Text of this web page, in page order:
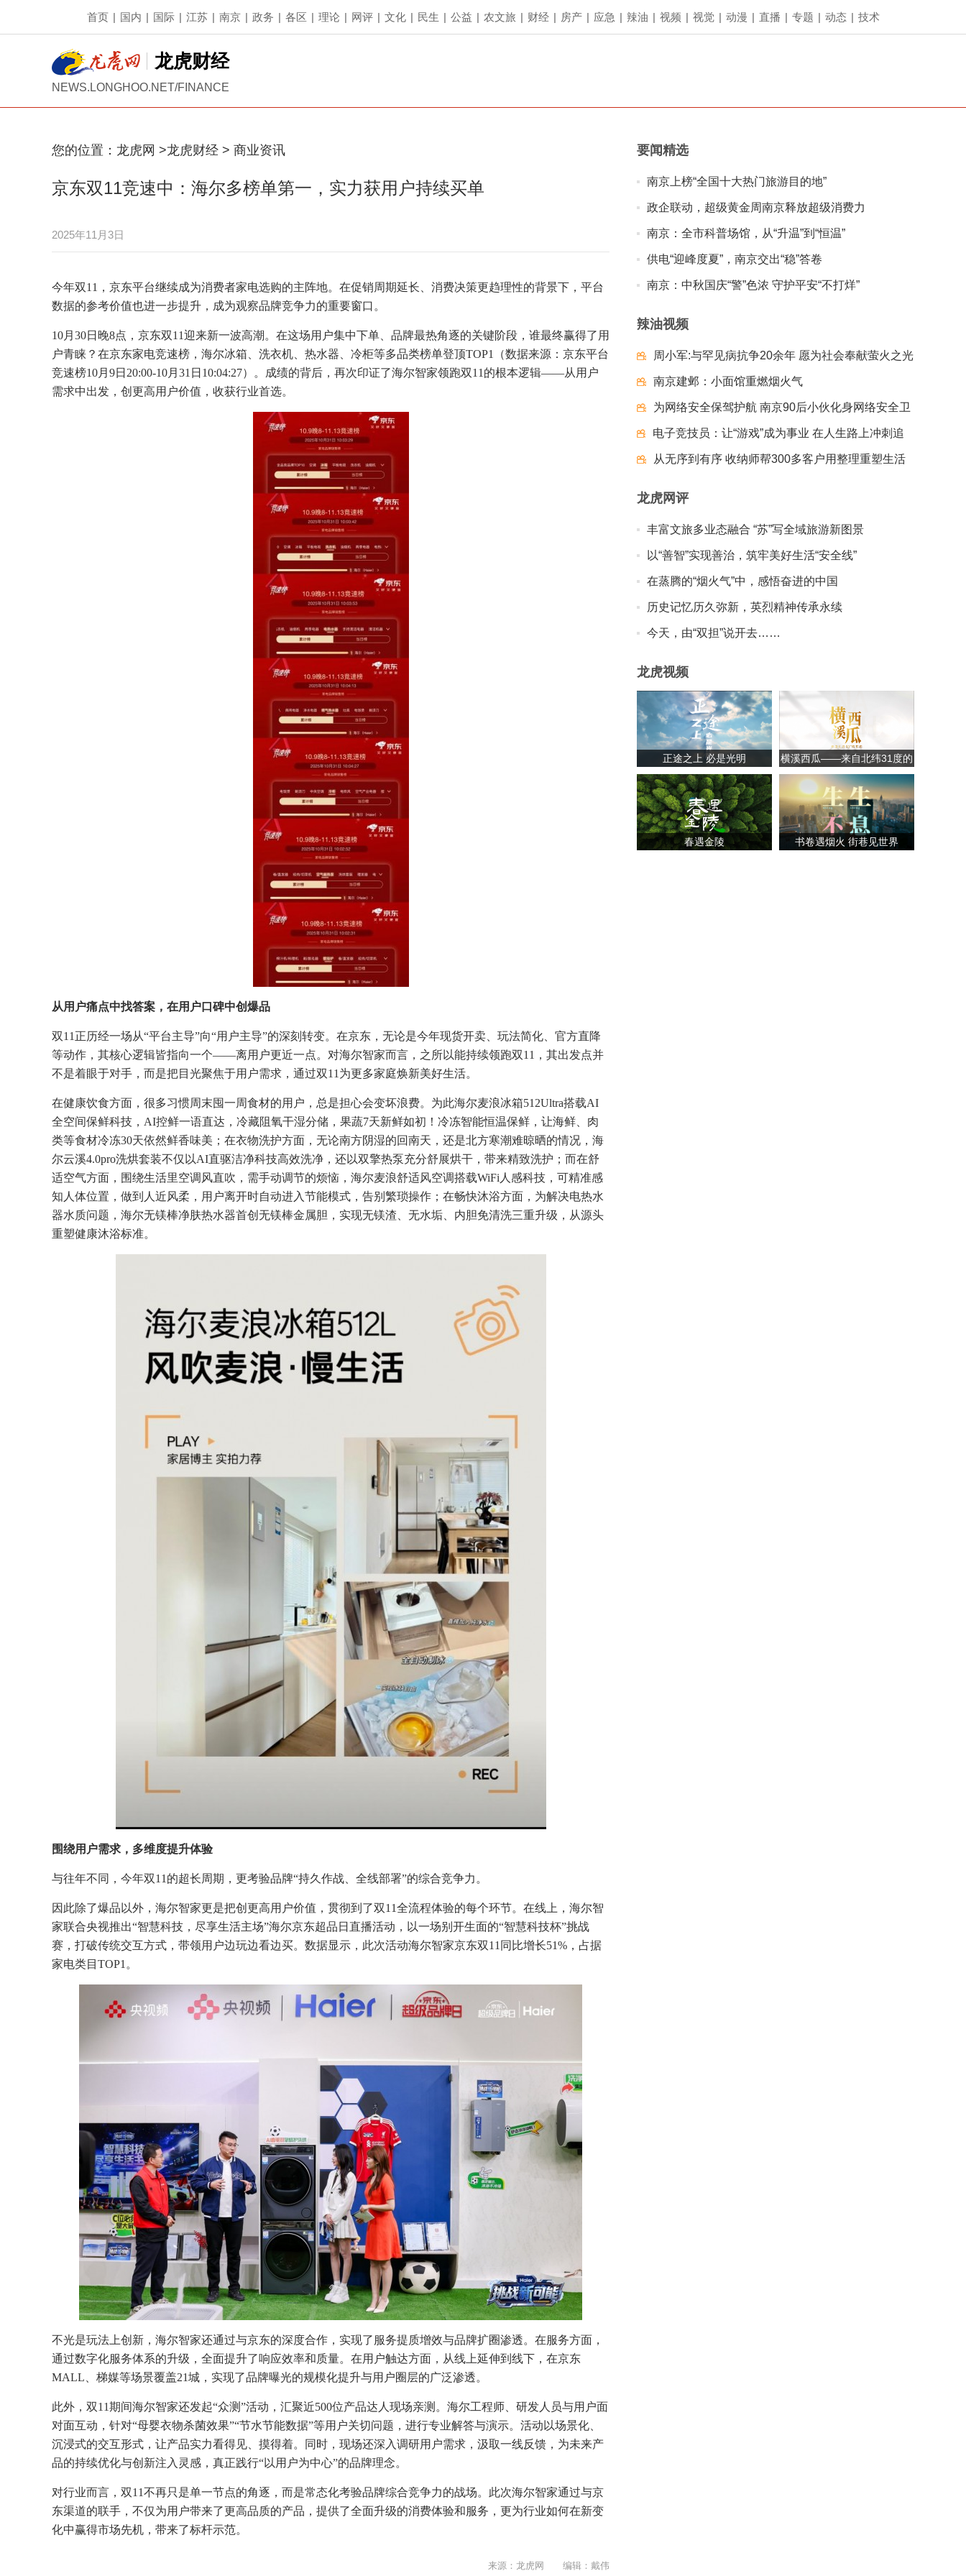
首页 | 国内 | 国际 | 江苏 | 南京 | 政务 | 各区 | 理论 | 网评 | 文化 | 民生 | 公益 | 农文旅 | 财经 | 房产 | 应急 | 辣油 | 视频 | 视觉 | 动漫 | 直播 | 专题 | 动态 | 技术
龙虎财经
NEWS.LONGHOO.NET/FINANCE
您的位置： 龙虎网 >龙虎财经 > 商业资讯
京东双11竞速中：海尔多榜单第一，实力获用户持续买单
2025年11月3日
今年双11，京东平台继续成为消费者家电选购的主阵地。在促销周期延长、消费决策更趋理性的背景下，平台
数据的参考价值也进一步提升，成为观察品牌竞争力的重要窗口。
10月30日晚8点，京东双11迎来新一波高潮。在这场用户集中下单、品牌最热角逐的关键阶段，谁最终赢得了用
户青睐？在京东家电竞速榜，海尔冰箱、洗衣机、热水器、冷柜等多品类榜单登顶TOP1（数据来源：京东平台
竞速榜10月9日20:00-10月31日10:04:27）。成绩的背后，再次印证了海尔智家领跑双11的根本逻辑——从用户
需求中出发，创更高用户价值，收获行业首选。
从用户痛点中找答案，在用户口碑中创爆品
双11正历经一场从“平台主导”向“用户主导”的深刻转变。在京东，无论是今年现货开卖、玩法简化、官方直降
等动作，其核心逻辑皆指向一个——离用户更近一点。对海尔智家而言，之所以能持续领跑双11，其出发点并
不是着眼于对手，而是把目光聚焦于用户需求，通过双11为更多家庭焕新美好生活。
在健康饮食方面，很多习惯周末囤一周食材的用户，总是担心会变坏浪费。为此海尔麦浪冰箱512Ultra搭载AI
全空间保鲜科技，AI控鲜一语直达，冷藏阻氧干湿分储，果蔬7天新鲜如初！冷冻智能恒温保鲜，让海鲜、肉
类等食材冷冻30天依然鲜香味美；在衣物洗护方面，无论南方阴湿的回南天，还是北方寒潮难晾晒的情况，海
尔云溪4.0pro洗烘套装不仅以AI直驱洁净科技高效洗净，还以双擎热泵充分舒展烘干，带来精致洗护；而在舒
适空气方面，围绕生活里空调风直吹，需手动调节的烦恼，海尔麦浪舒适风空调搭载WiFi人感科技，可精准感
知人体位置，做到人近风柔，用户离开时自动进入节能模式，告别繁琐操作；在畅快沐浴方面，为解决电热水
器水质问题，海尔无镁棒净肤热水器首创无镁棒金属胆，实现无镁渣、无水垢、内胆免清洗三重升级，从源头
重塑健康沐浴标准。
围绕用户需求，多维度提升体验
与往年不同，今年双11的超长周期，更考验品牌“持久作战、全线部署”的综合竞争力。
因此除了爆品以外，海尔智家更是把创更高用户价值，贯彻到了双11全流程体验的每个环节。在线上，海尔智
家联合央视推出“智慧科技，尽享生活主场”海尔京东超品日直播活动，以一场别开生面的“智慧科技杯”挑战
赛，打破传统交互方式，带领用户边玩边看边买。数据显示，此次活动海尔智家京东双11同比增长51%，占据
家电类目TOP1。
不光是玩法上创新，海尔智家还通过与京东的深度合作，实现了服务提质增效与品牌扩圈渗透。在服务方面，
通过数字化服务体系的升级，全面提升了响应效率和质量。在用户触达方面，从线上延伸到线下，在京东
MALL、梯媒等场景覆盖21城，实现了品牌曝光的规模化提升与用户圈层的广泛渗透。
此外，双11期间海尔智家还发起“众测”活动，汇聚近500位产品达人现场亲测。海尔工程师、研发人员与用户面
对面互动，针对“母婴衣物杀菌效果”“节水节能数据”等用户关切问题，进行专业解答与演示。活动以场景化、
沉浸式的交互形式，让产品实力看得见、摸得着。同时，现场还深入调研用户需求，汲取一线反馈，为未来产
品的持续优化与创新注入灵感，真正践行“以用户为中心”的品牌理念。
对行业而言，双11不再只是单一节点的角逐，而是常态化考验品牌综合竞争力的战场。此次海尔智家通过与京
东渠道的联手，不仅为用户带来了更高品质的产品，提供了全面升级的消费体验和服务，更为行业如何在新变
化中赢得市场先机，带来了标杆示范。
来源：龙虎网 编辑：戴伟
要闻精选
南京上榜“全国十大热门旅游目的地”
政企联动，超级黄金周南京释放超级消费力
南京：全市科普场馆，从“升温”到“恒温”
供电“迎峰度夏”，南京交出“稳”答卷
南京：中秋国庆“警”色浓 守护平安“不打烊”
辣油视频
周小军:与罕见病抗争20余年 愿为社会奉献萤火之光
南京建邺：小面馆重燃烟火气
为网络安全保驾护航 南京90后小伙化身网络安全卫
士
电子竞技员：让“游戏”成为事业 在人生路上冲刺追
梦夺冠
从无序到有序 收纳师帮300多客户用整理重塑生活
龙虎网评
丰富文旅多业态融合 “苏”写全域旅游新图景
以“善智”实现善治，筑牢美好生活“安全线”
在蒸腾的“烟火气”中，感悟奋进的中国
历史记忆历久弥新，英烈精神传承永续
今天，由“双担”说开去……
龙虎视频
正途之上 必是光明
横溪西瓜——来自北纬31度的
甘甜
春遇金陵 书卷遇烟火 街巷见世界